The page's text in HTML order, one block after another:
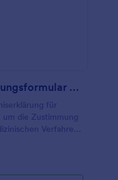
Medizinisches Einwilligungsformular Für Kinder
für
die Zustimmung
Verfahren,